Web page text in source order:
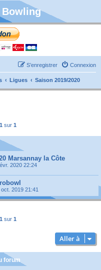
Bowling
Connexion
S’enregistrer
Ligues Saison 2019/2020
1 sur 1
Marsannay la Côte
2020 22:24
2019 21:41
1 sur 1
Aller à
forum